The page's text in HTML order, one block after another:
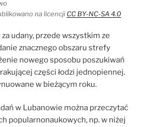
na licencji CC BY-NC-SA 4.0
udany, przede wszystkim ze
znacznego obszaru strefy
nowego sposobu poszukiwań
części łodzi jednopiennej.
w bieżącym roku.
w Lubanowie można przeczytać
popularnonaukowych, np. w niżej